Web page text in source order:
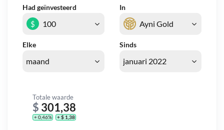
Had geïnvesteerd In
Elke Sinds
$
Totale waarde
$ 301,38
+ 0,46% + $ 1,38